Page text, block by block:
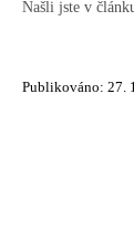
Našli jste v
Publikováno: 27.